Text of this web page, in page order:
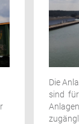
Die
sind für